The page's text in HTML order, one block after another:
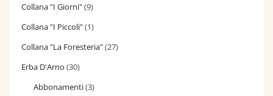
Collana "I Giorni"(9)
Collana "I Piccoli"(1)
Collana "La Foresteria"(27)
Erba D'Arno (30)
Abbonamenti(3)